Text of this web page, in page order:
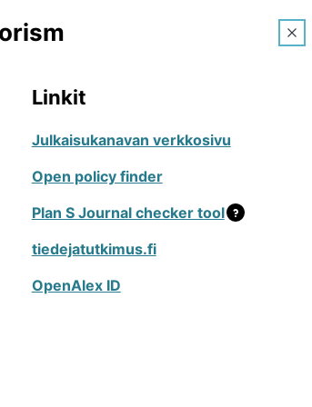
palvelu, jossa voi
konferenssien ja
käyttämät
lisäämistä tai
Hakujen tekeminen on
tekeminen vaatii
jonka kautta voi
Linkit
Julkaisukanavan verkkosivu
Open policy finder
Plan S Journal checker tool
tiedejatutkimus.fi
OpenAlex ID